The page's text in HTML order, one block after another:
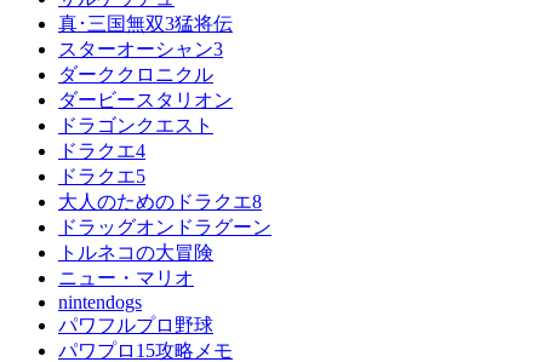
真･三国無双3猛将伝
スターオーシャン3
ダーククロニクル
ダービースタリオン
ドラゴンクエスト
ドラクエ4
ドラクエ5
大人のためのドラクエ8
ドラッグオンドラグーン
トルネコの大冒険
ニュー・マリオ
nintendogs
パワフルプロ野球
パワプロ15攻略メモ